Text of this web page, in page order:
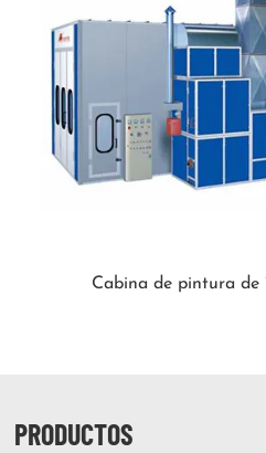
Cabina de pintura de
PRODUCTOS